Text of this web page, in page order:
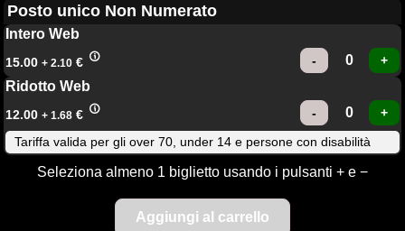
Posto unico Non Numerato
Intero Web
15.00 + 2.10 €
Ridotto Web
12.00 + 1.68 €
Tariffa valida per gli over 70, under 14 e persone con disabilità
Seleziona almeno 1 biglietto usando i pulsanti + e −